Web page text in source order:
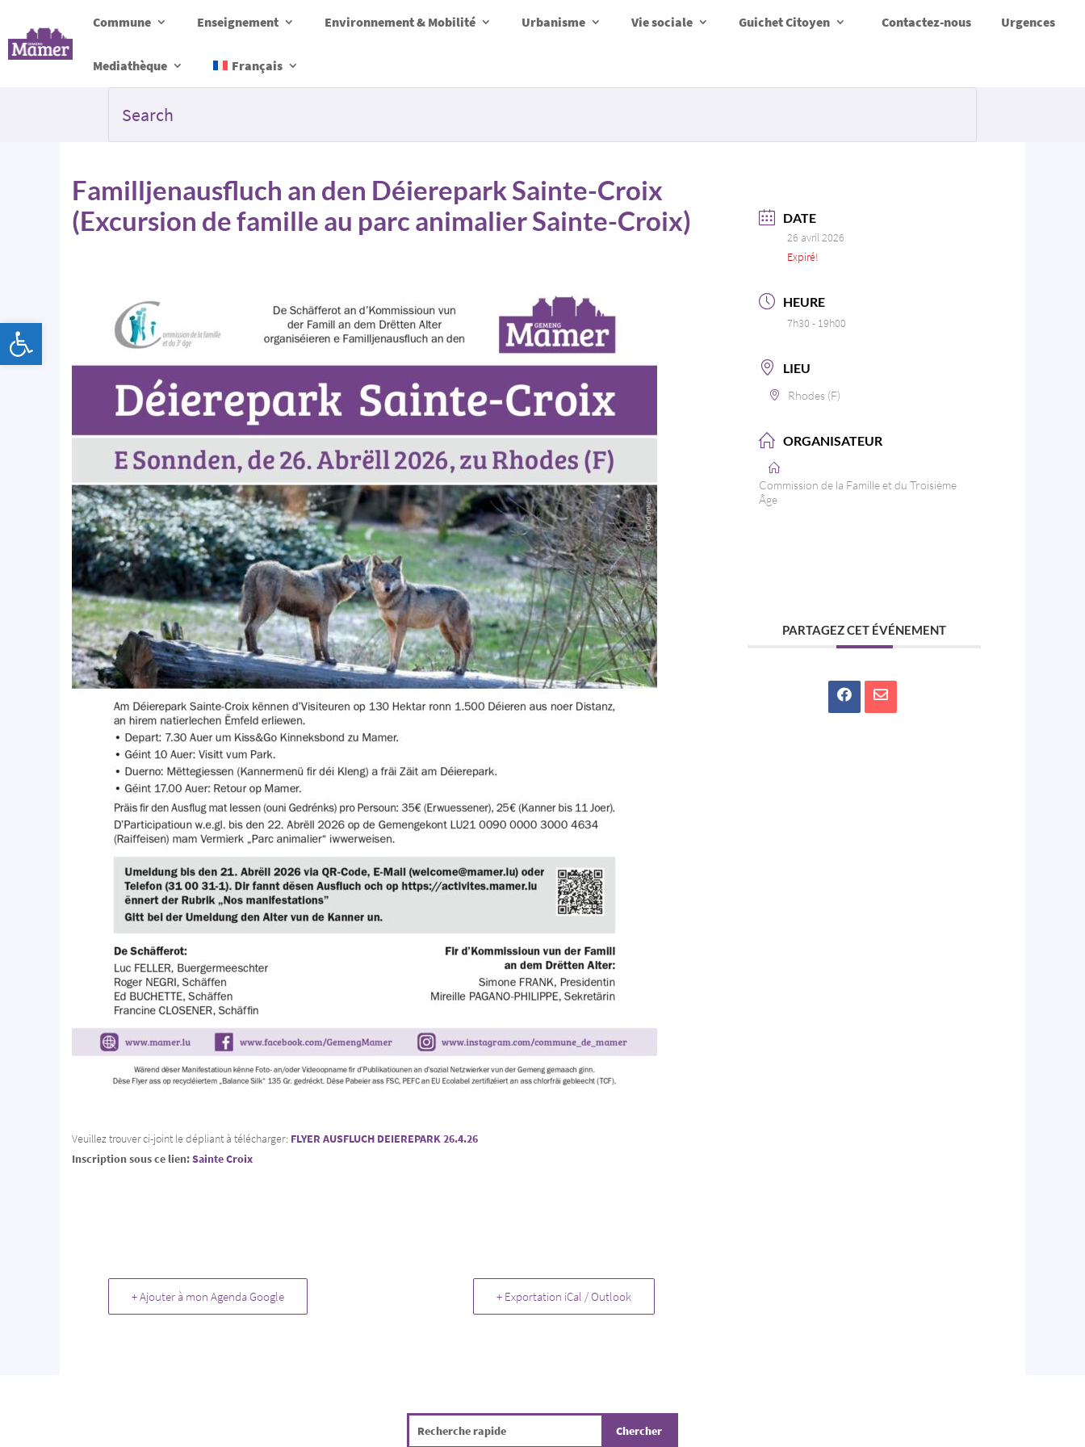
Commune Enseignement Environnement & Mobilité Urbanisme Vie sociale Guichet Citoyen Contactez-nous Urgences
Mediathèque Français
Familljenausfluch an den Déierepark Sainte-Croix
(Excursion de famille au parc animalier Sainte-Croix)
Veuillez trouver ci-joint le dépliant à télécharger: FLYER AUSFLUCH DEIEREPARK 26.4.26
Inscription sous ce lien:Sainte Croix
+ Ajouter à mon Agenda Google + Exportation iCal / Outlook
DATE
26 avril 2026
Expiré!
HEURE
7h30 - 19h00
LIEU
Rhodes (F)
ORGANISATEUR
Commission de la Famille et du Troisième
Âge
PARTAGEZ CET ÉVÉNEMENT
Ouvrir la barre d’outils